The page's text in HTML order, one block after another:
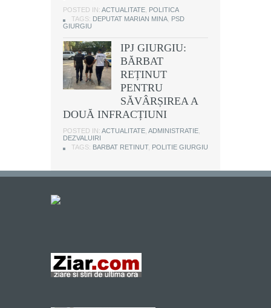
POSTED IN: ACTUALITATE POLITICA
TAGS: DEPUTAT MARIAN MINA PSD
GIURGIU
IPJ GIURGIU:
BĂRBAT
REȚINUT
PENTRU
SĂVÂRȘIREA A
DOUĂ INFRACȚIUNI
POSTED IN: ACTUALITATE ADMINISTRATIE
DEZVALUIRI
TAGS: BARBAT RETINUT, POLITIE GIURGIU